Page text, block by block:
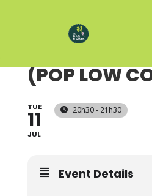
(POP LOW
TUE
11
JUL
20h30 - 21h30
Event Details